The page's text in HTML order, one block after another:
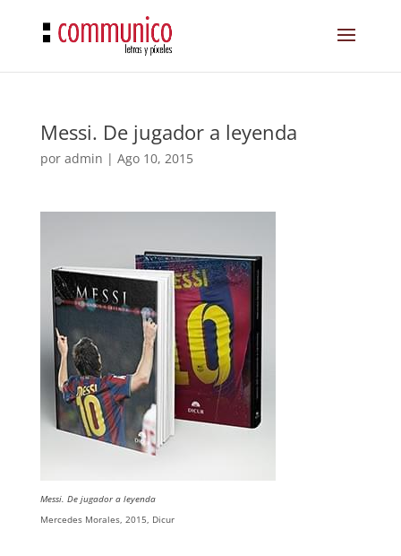
Messi. De jugador a leyenda
por admin | Ago 10, 2015
Messi. De jugador a leyenda
Mercedes Morales, 2015, Dicur